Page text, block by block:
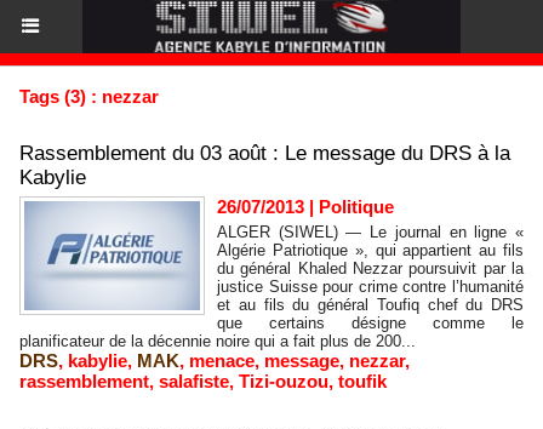
Tags (3) : nezzar
Rassemblement du 03 août : Le message du DRS à la
Kabylie
26/07/2013 | Politique
ALGER (SIWEL) — Le journal en ligne «
Algérie Patriotique », qui appartient au fils
du général Khaled Nezzar poursuivit par la
justice Suisse pour crime contre l’humanité
et au fils du général Toufiq chef du DRS
que certains désigne comme le
planificateur de la décennie noire qui a fait plus de 200...
DRS, kabylie, MAK, menace, message, nezzar,
rassemblement, salafiste, Tizi-ouzou, toufik